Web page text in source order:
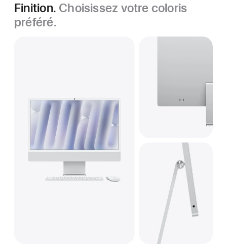
Finition. Choisissez votre coloris
préféré.